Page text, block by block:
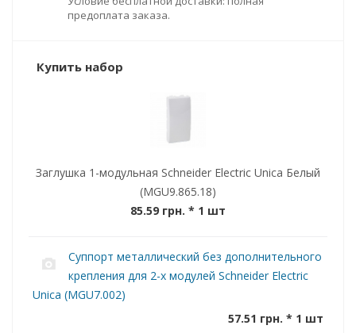
предоплата заказа.
Купить набор
Заглушка 1-модульная Schneider Electric Unica Белый
(MGU9.865.18)
85.59 грн. * 1 шт
Суппорт металлический без дополнительного
крепления для 2-х модулей Schneider Electric
Unica (MGU7.002)
57.51 грн. * 1 шт